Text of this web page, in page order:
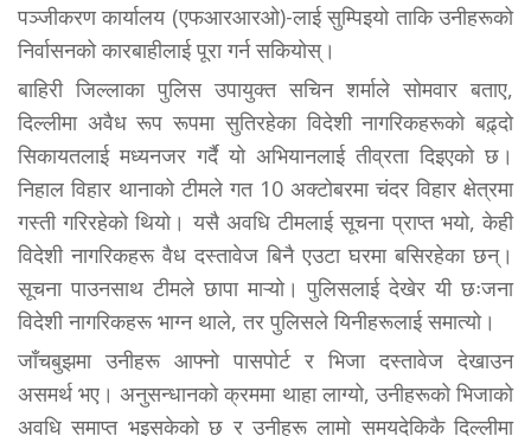
पञ्जीकरण कार्यालय (एफआरआरओ)-लाई सुम्पिइयो ताकि उनीहरूको
निर्वासनको कारबाहीलाई पूरा गर्न सकियोस्।
बाहिरी जिल्लाका पुलिस उपायुक्त सचिन शर्माले सोमवार बताए,
दिल्लीमा अवैध रूप रूपमा सुतिरहेका विदेशी नागरिकहरूको बढ़्दो
सिकायतलाई मध्यनजर गर्दै यो अभियानलाई तीव्रता दिइएको छ।
निहाल विहार थानाको टीमले गत 10 अक्टोबरमा चंदर विहार क्षेत्रमा
गस्ती गरिरहेको थियो। यसै अवधि टीमलाई सूचना प्राप्त भयो, केही
विदेशी नागरिकहरू वैध दस्तावेज बिनै एउटा घरमा बसिरहेका छन्।
सूचना पाउनसाथ टीमले छापा माऱ्यो। पुलिसलाई देखेर यी छःजना
विदेशी नागरिकहरू भाग्न थाले, तर पुलिसले यिनीहरूलाई समात्यो।
जाँचबुझमा उनीहरू आफ्नो पासपोर्ट र भिजा दस्तावेज देखाउन
असमर्थ भए। अनुसन्धानको क्रममा थाहा लाग्यो, उनीहरूको भिजाको
अवधि समाप्त भइसकेको छ र उनीहरू लामो समयदेकिकै दिल्लीमा